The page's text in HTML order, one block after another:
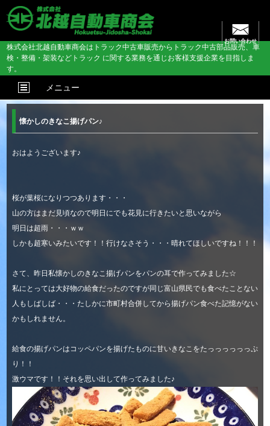
お問い合わせ
株式会社北越自動車商会はトラック中古車販売からトラック中古部品販売、車
検・整備・架装などトラック に関する業務を通じお客様支援企業を目指しま
す。
メニュー
懐かしのきなこ揚げパン♪
おはようございます♪
桜が葉桜になりつつあります・・・
山の方はまだ見頃なので明日にでも花見に行きたいと思いながら
明日は超雨・・・ｗｗ
しかも超寒いみたいです！！行けなさそう・・・晴れてほしいですね！！！
さて、昨日私懐かしのきなこ揚げパンをパンの耳で作ってみました☆
私にとっては大好物の給食だったのですが同じ富山県民でも食べたことない
人もしばしば・・・たしかに市町村合併してから揚げパン食べた記憶がない
かもしれません。
給食の揚げパンはコッペパンを揚げたものに甘いきなこをたっっっっっっぷ
り！！
激ウマです！！それを思い出して作ってみました♪